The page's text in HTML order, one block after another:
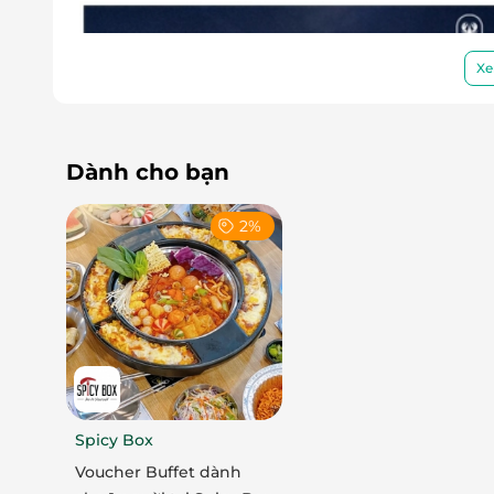
Không gian sang trọng – Ấm cúng từng
Dành cho bạn
2%
Spicy Box
Voucher Buffet dành